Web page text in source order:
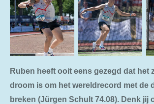
Ruben heeft ooit eens gezegd dat het
droom is om het wereldrecord met de
breken (Jürgen Schult 74.08). Denk jij